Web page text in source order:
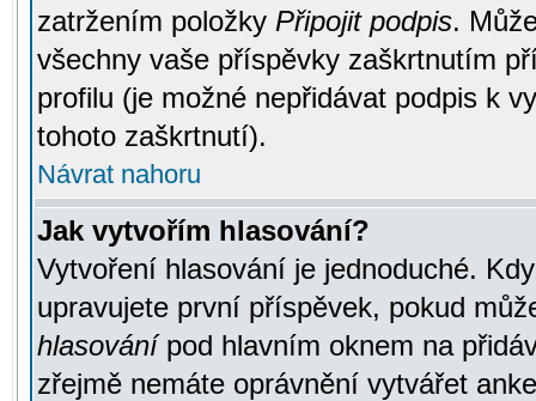
zatržením položky Připojit podpis.
všechny vaše příspěvky zaškrtnutím
profilu (je možné nepřidávat podpis k
tohoto zaškrtnutí).
Návrat nahoru
Jak vytvořím hlasování?
Vytvoření hlasování je jednoduché.
upravujete první příspěvek, pokud
hlasovánípod hlavním oknem na
zřejmě nemáte oprávnění vytvářet